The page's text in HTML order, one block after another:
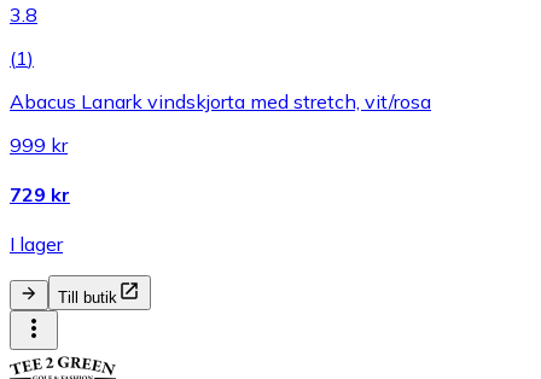
3.8
(1)
Abacus Lanark vindskjorta med stretch, vit/rosa
999 kr
729 kr
I lager
Till butik